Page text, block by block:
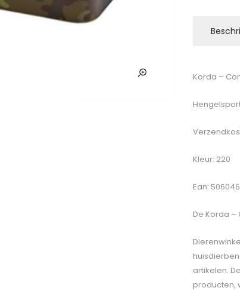
Korda –
Kleur: 220
Ean:
De Korda –
artikelen.
producten,